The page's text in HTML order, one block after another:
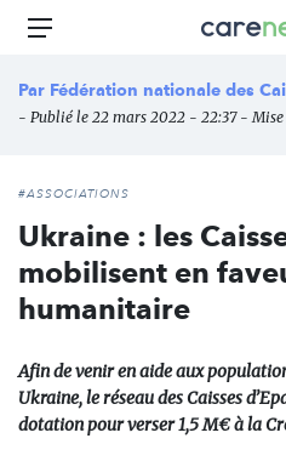
Aller
principal
média
des
Menu
Par Fédération nationale des
- Publié le 22 mars 2022 - 22:37 -
#ASSOCIATIONS
Ukraine : les
mobilisent en
humanitaire
Afin de venir en aide aux
Ukraine, le réseau des Caisses
dotation pour verser 1,5 M€ à la